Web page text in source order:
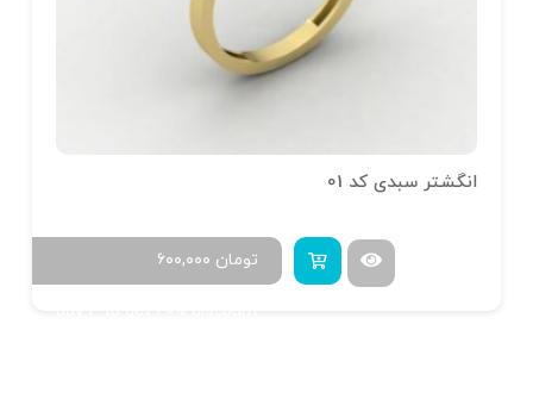
انگشتر سبدی کد 01
۶۰۰,۰۰۰ تومان